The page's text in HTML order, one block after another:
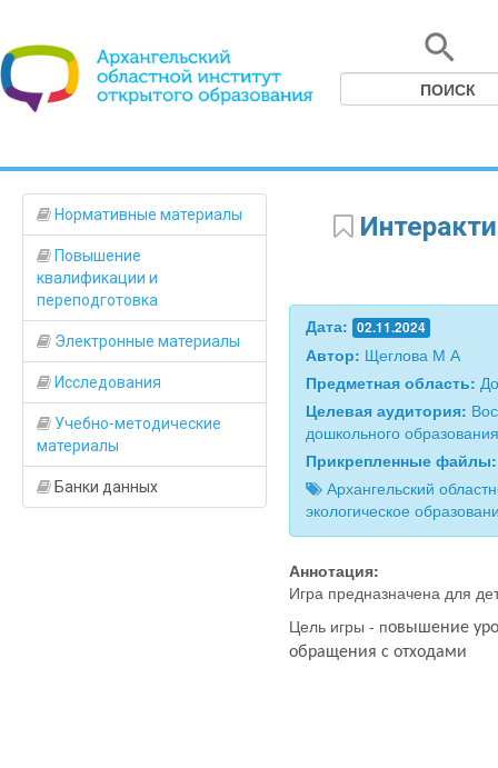
Нормативные материалы
Повышение
квалификации и
переподготовка
Электронные материалы
Исследования
Учебно-методические
материалы
Банки данных
Дата: 02.11.2024
Автор: Щеглова М А
Предметная область:
Целевая аудитория:
дошкольного образования
Прикрепленные
Архангельский
экологическое
Аннотация:
Игра предназначена для
Цель игры - повышение
обращения с отходами